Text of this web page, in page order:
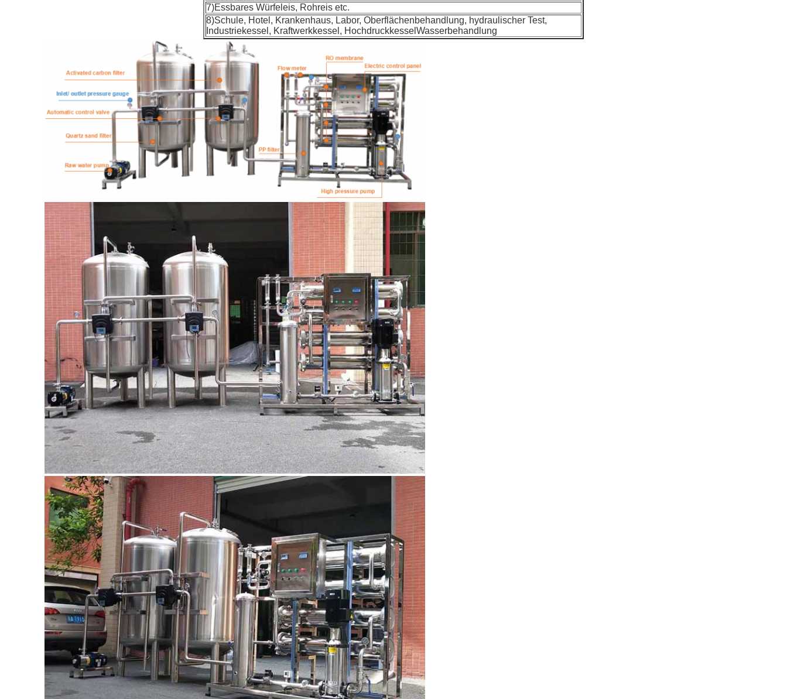
7)Essbares Würfeleis, Rohreis etc.
8)Schule, Hotel, Krankenhaus, Labor, Oberflächenbehandlung, hydraulischer Test,
Industriekessel, Kraftwerkkessel, HochdruckkesselWasserbehandlung